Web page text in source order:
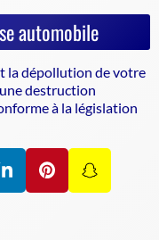
automobile
la dépollution de votre
destruction
à la législation